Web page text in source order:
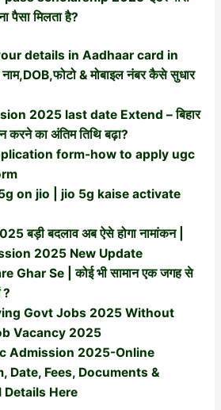
पैसा मिलता है?
details in Aadhaar card in
& मोबाइल नंबर कैसे सुधार
2025 last date Extend – बिहार
करने का अंतिम तिथि बढ़ा?
form-how to apply ugc
on jio | jio 5g kaise activate
बड़ी बदलाव अब ऐसे होगा नामांकन |
2025 New Update
Ghar Se | कोई भी सामान एक जगह से
?
Govt Jobs 2025 Without
Vacancy 2025
Admission 2025-Online
Date, Fees, Documents &
Here